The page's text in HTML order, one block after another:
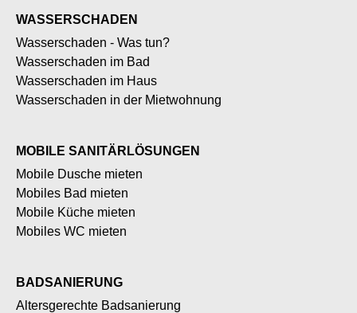
WASSERSCHADEN
Wasserschaden - Was tun?
Wasserschaden im Bad
Wasserschaden im Haus
Wasserschaden in der Mietwohnung
MOBILE SANITÄRLÖSUNGEN
Mobile Dusche mieten
Mobiles Bad mieten
Mobile Küche mieten
Mobiles WC mieten
BADSANIERUNG
Altersgerechte Badsanierung